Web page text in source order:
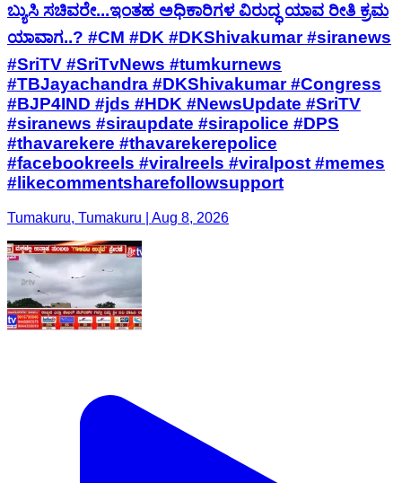
ಬ್ಯುಸಿ ಸಚಿವರೇ...ಇಂತಹ ಅಧಿಕಾರಿಗಳ ವಿರುದ್ಧ ಯಾವ ರೀತಿ ಕ್ರಮ
ಯಾವಾಗ..? #CM #DK #DKShivakumar #siranews
#SriTV #SriTvNews #tumkurnews
#TBJayachandra #DKShivakumar #Congress
#BJP4IND #jds #HDK #NewsUpdate #SriTV
#siranews #siraupdate #sirapolice #DPS
#thavarekere #thavarekerepolice
#facebookreels #viralreels #viralpost #memes
#likecommentsharefollowsupport
Tumakuru, Tumakuru | Aug 8, 2026